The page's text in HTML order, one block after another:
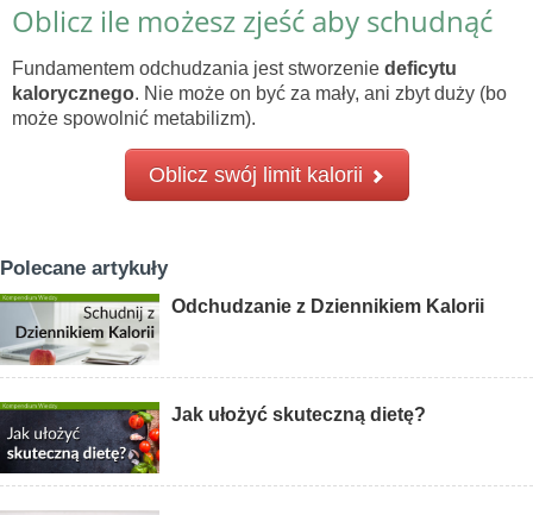
Oblicz ile możesz zjeść aby schudnąć
Fundamentem odchudzania jest stworzenie deficytu
kalorycznego. Nie może on być za mały, ani zbyt duży (bo
może spowolnić metabilizm).
Oblicz swój limit kalorii
Polecane artykuły
Odchudzanie z Dziennikiem Kalorii
Jak ułożyć skuteczną dietę?